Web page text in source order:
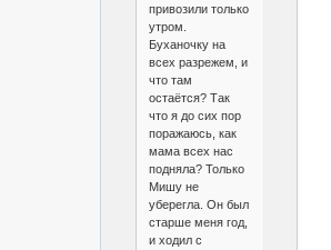
привозили только
утром.
Буханочку на
всех разрежем, и
что там
остаётся? Так
что я до сих пор
поражаюсь, как
мама всех нас
подняла? Только
Мишу не
уберегла. Он был
старше меня год,
и ходил с